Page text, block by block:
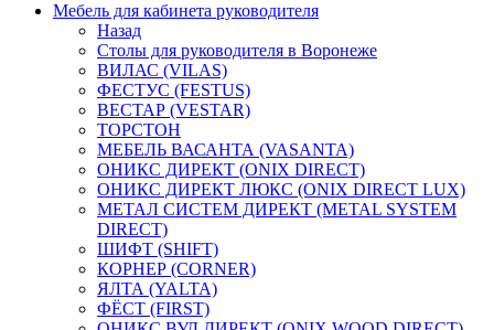
Мебель для кабинета руководителя
Назад
Столы для руководителя в Воронеже
ВИЛАС (VILAS)
ФЕСТУС (FESTUS)
ВЕСТАР (VESTAR)
ТОРСТОН
МЕБЕЛЬ ВАСАНТА (VASANTA)
ОНИКС ДИРЕКТ (ONIX DIRECT)
ОНИКС ДИРЕКТ ЛЮКС (ONIX DIRECT LUX)
МЕТАЛ СИСТЕМ ДИРЕКТ (METAL SYSTEM
DIRECT)
ШИФТ (SHIFT)
КОРНЕР (CORNER)
ЯЛТА (YALTA)
ФЁСТ (FIRST)